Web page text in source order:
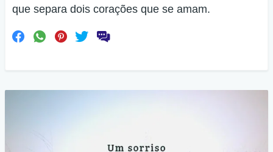
que separa dois corações que se amam.